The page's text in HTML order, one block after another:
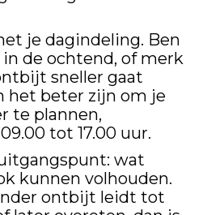
je dagindeling. Ben
de ochtend, of merk
sneller gaat
het beter zijn om je
te plannen,
tot 17.00 uur.
wat
kunnen volhouden.
ontbijt leidt tot